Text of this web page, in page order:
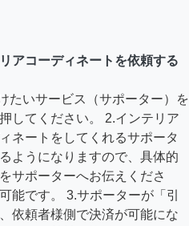
アコーディネートを依頼する
たいサービス（サポーター）を
してください。 2.インテリア
ネートをしてくれるサポータ
ようになりますので、具体的
サポーターへお伝えくださ
能です。 3.サポーターが「引
依頼者様側で決済が可能にな